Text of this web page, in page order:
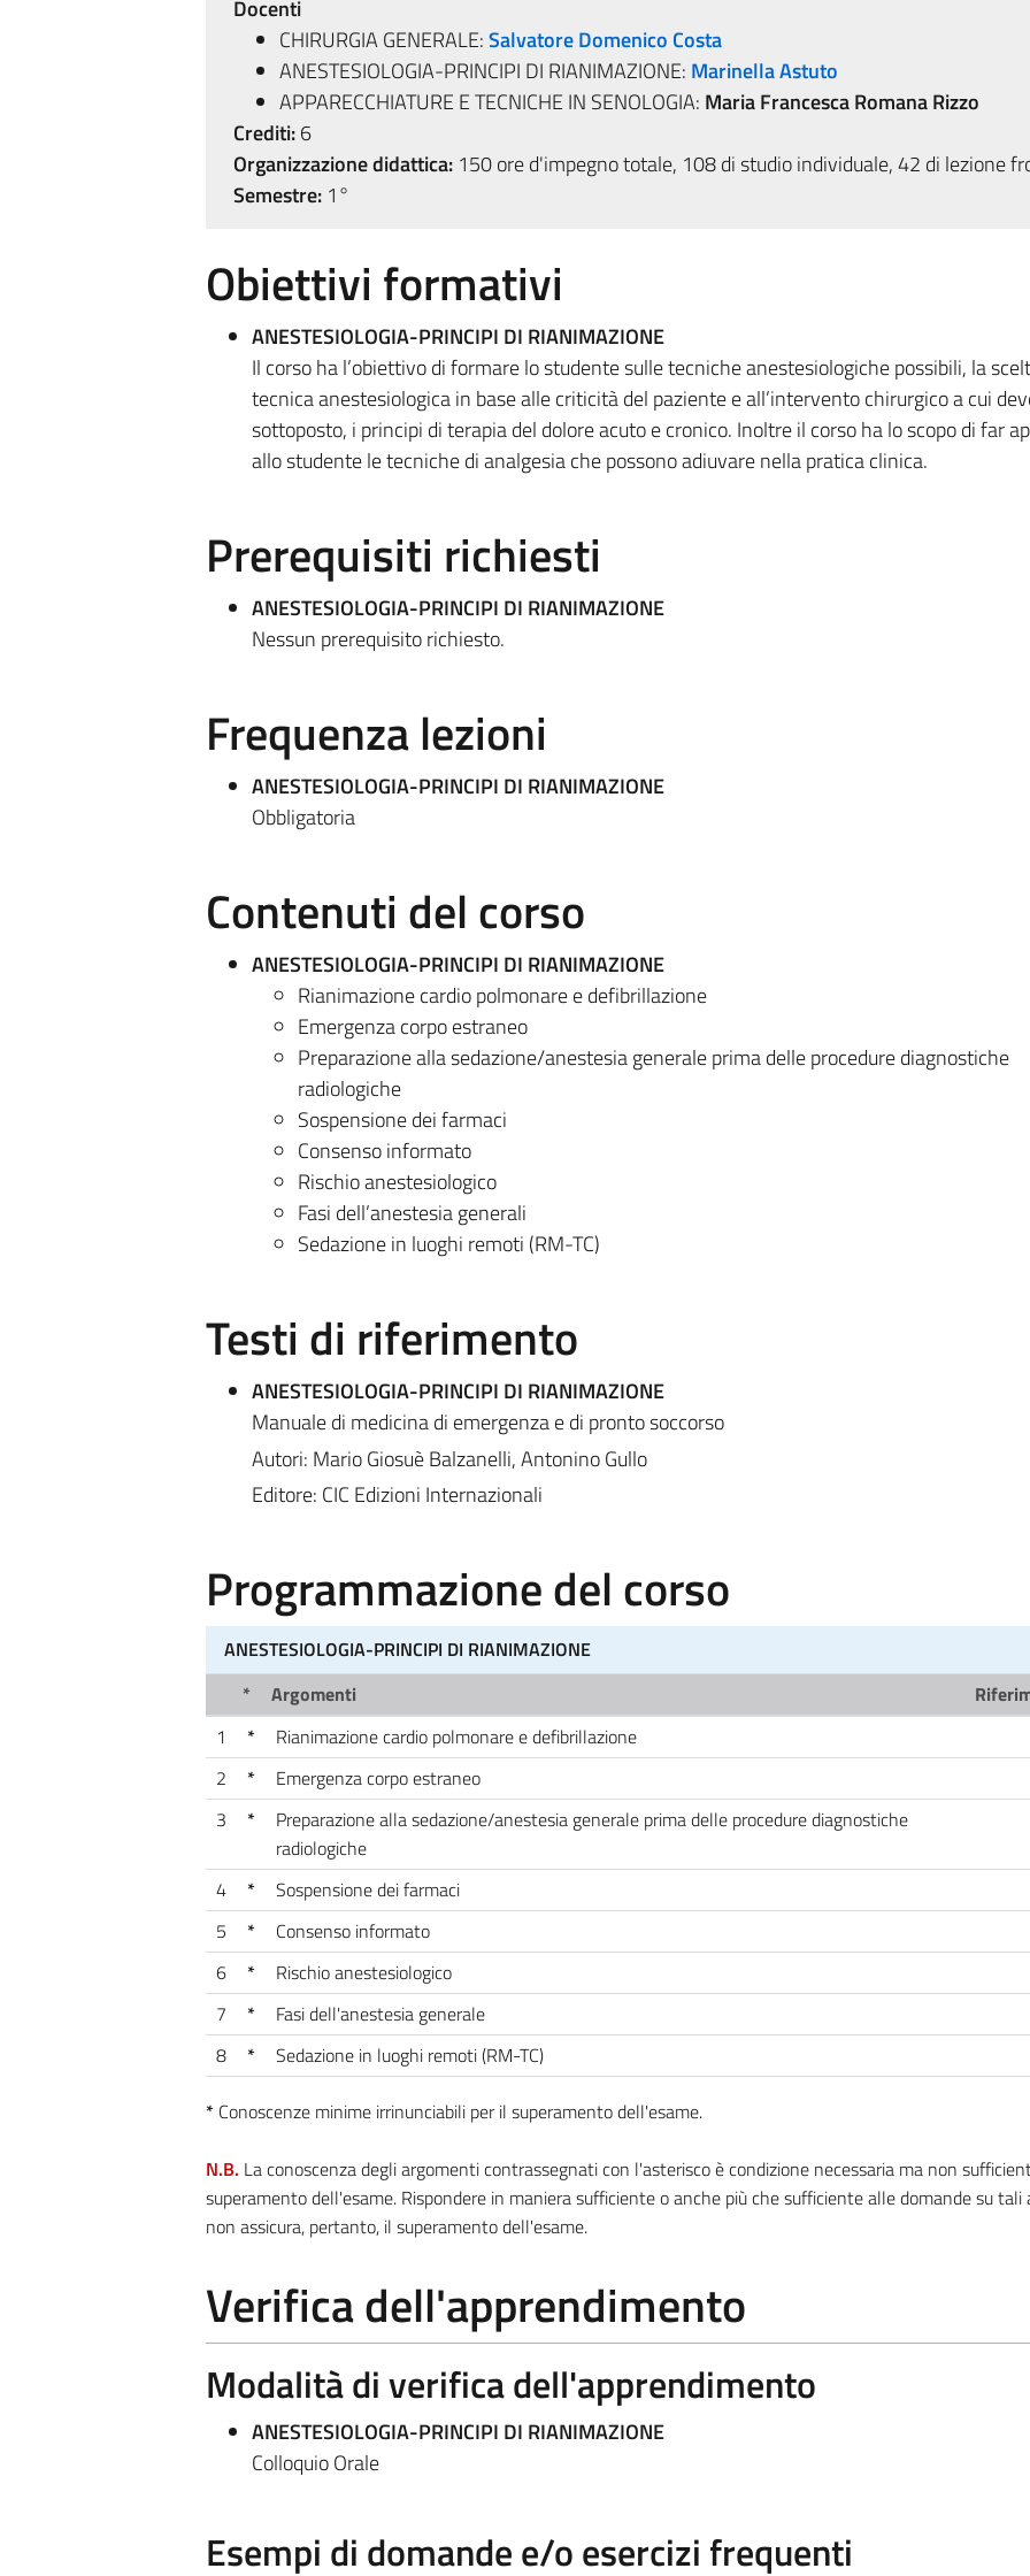
Docenti
CHIRURGIA GENERALE:Salvatore Domenico Costa
ANESTESIOLOGIA-PRINCIPI DI RIANIMAZIONE: Marinella Astuto
APPARECCHIATURE E TECNICHE IN SENOLOGIA: Maria Francesca Romana Rizzo
Crediti:6
Organizzazione didattica:150 ore d'impegno totale, 108 di studio individuale, 42 di lezione
Semestre:1°
Obiettivi formativi
ANESTESIOLOGIA-PRINCIPI DI RIANIMAZIONE
Il corso ha l’obiettivo di formare lo studente sulle tecniche anestesiologiche possibili, la
tecnica anestesiologica in base alle criticità del paziente e all’intervento chirurgico a cui
sottoposto, i principi di terapia del dolore acuto e cronico. Inoltre il corso ha lo scopo di far
allo studente le tecniche di analgesia che possono adiuvare nella pratica clinica.
Prerequisiti richiesti
ANESTESIOLOGIA-PRINCIPI DI RIANIMAZIONE
Nessun prerequisito richiesto.
Frequenza lezioni
ANESTESIOLOGIA-PRINCIPI DI RIANIMAZIONE
Obbligatoria
Contenuti del corso
ANESTESIOLOGIA-PRINCIPI DI RIANIMAZIONE
Rianimazione cardio polmonare e defibrillazione
Emergenza corpo estraneo
Preparazione alla sedazione/anestesia generale prima delle procedure diagnostiche
radiologiche
Sospensione dei farmaci
Consenso informato
Rischio anestesiologico
Fasi dell’anestesia generali
Sedazione in luoghi remoti (RM-TC)
Testi di riferimento
ANESTESIOLOGIA-PRINCIPI DI RIANIMAZIONE
Manuale di medicina di emergenza e di pronto soccorso
Autori: Mario Giosuè Balzanelli, Antonino Gullo
Editore: CIC Edizioni Internazionali
Programmazione del corso
ANESTESIOLOGIA-PRINCIPI DI RIANIMAZIONE
*
Argomenti
1
*
Rianimazione cardio polmonare e defibrillazione
2
*
Emergenza corpo estraneo
3
*
Preparazione alla sedazione/anestesia generale prima delle procedure diagnostiche
radiologiche
4
*
Sospensione dei farmaci
5
*
Consenso informato
6
*
Rischio anestesiologico
7
*
Fasi dell'anestesia generale
8
* Sedazione in luoghi remoti (RM-TC)
*Conoscenze minime irrinunciabili per il superamento dell'esame.
N.B. La conoscenza degli argomenti contrassegnati con l'asterisco è condizione necessaria ma non
superamento dell'esame. Rispondere in maniera sufficiente o anche più che sufficiente alle domande su tali
non assicura, pertanto, il superamento dell'esame.
Verifica dell'apprendimento
Modalità di verifica dell'apprendimento
ANESTESIOLOGIA-PRINCIPI DI RIANIMAZIONE
Colloquio Orale
Esempi di domande e/o esercizi frequenti